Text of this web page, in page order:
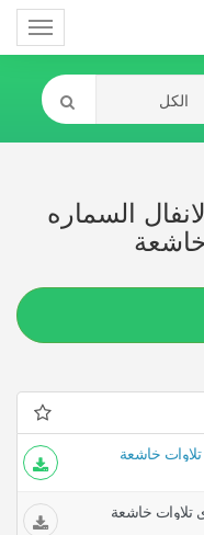
السماره
خاشعة
تلاوات خاشعة